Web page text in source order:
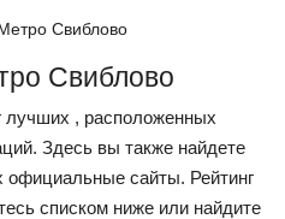
Метро Свиблово
Свиблово
лучших , расположенных
Здесь вы также найдете
официальные сайты. Рейтинг
списком ниже или найдите